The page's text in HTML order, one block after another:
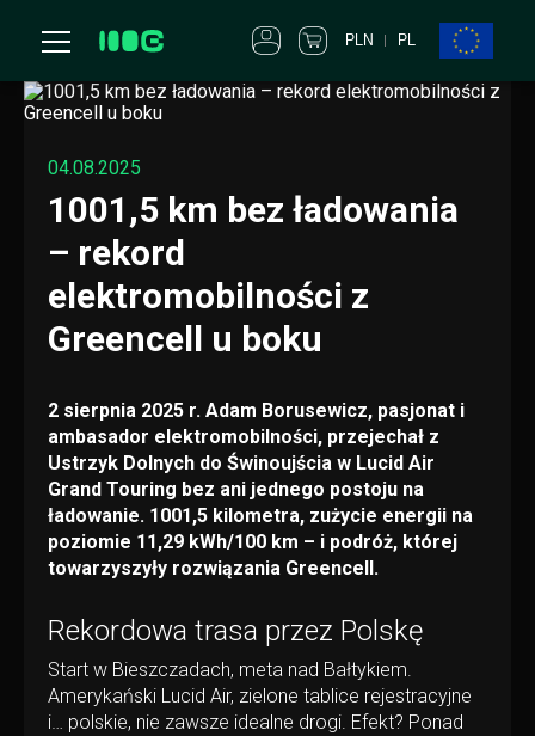
PLN PL
04.08.2025
1001,5 km bez ładowania
– rekord
elektromobilności z
Greencell u boku
2 sierpnia 2025 r. Adam Borusewicz, pasjonat i
ambasador elektromobilności, przejechał z
Ustrzyk Dolnych do Świnoujścia w Lucid Air
Grand Touring bez ani jednego postoju na
ładowanie. 1001,5 kilometra, zużycie energii na
poziomie 11,29 kWh/100 km – i podróż, której
towarzyszyły rozwiązania Greencell.
Rekordowa trasa przez Polskę
Start w Bieszczadach, meta nad Bałtykiem.
Amerykański Lucid Air, zielone tablice rejestracyjne
i… polskie, nie zawsze idealne drogi. Efekt? Ponad